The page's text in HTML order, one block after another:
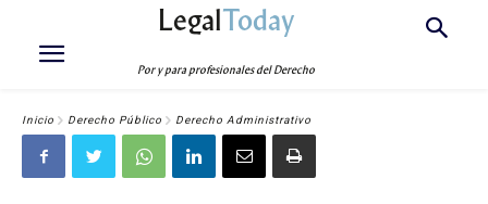
LegalToday
Por y para profesionales del Derecho
Inicio Derecho Público Derecho Administrativo